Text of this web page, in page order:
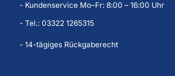
- Kundenservice Mo–Fr: 8:00 – 16:00 Uhr
- Tel.: 03322 1265315
- 14-tägiges Rückgaberecht